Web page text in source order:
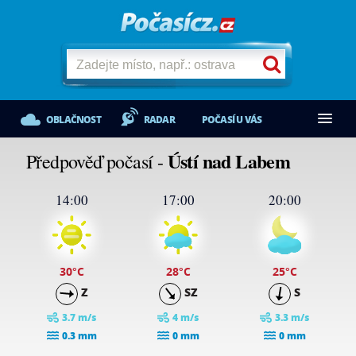
OBLAČNOST RADAR POČASÍ U VÁS
Předpověď počasí -Ústí nad Labem
14:00
30°C
Z
3.7 m/s
0.3 mm
17:00
28°C
SZ
4 m/s
0 mm
20:00
25°C
S
3.3 m/s
0 mm